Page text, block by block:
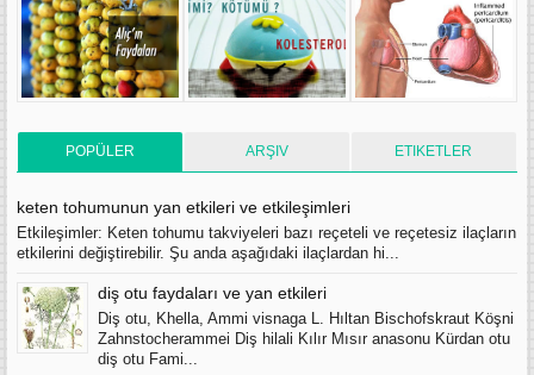
POPÜLER ARŞIV ETIKETLER
keten tohumunun yan etkileri ve etkileşimleri
Etkileşimler: Keten tohumu takviyeleri bazı reçeteli ve reçetesiz ilaçların
etkilerini değiştirebilir. Şu anda aşağıdaki ilaçlardan hi...
diş otu faydaları ve yan etkileri
Diş otu, Khella, Ammi visnaga L. Hıltan Bischofskraut Köşni
Zahnstocherammei Diş hilali Kılır Mısır anasonu Kürdan otu
diş otu Fami...